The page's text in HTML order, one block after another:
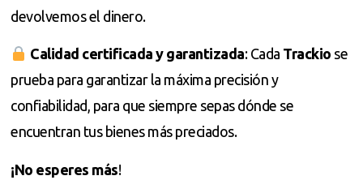
devolvemos el dinero.
Calidad certificada y garantizada: Cada Trackio se
prueba para garantizar la máxima precisión y
confiabilidad, para que siempre sepas dónde se
encuentran tus bienes más preciados.
¡No esperes más!